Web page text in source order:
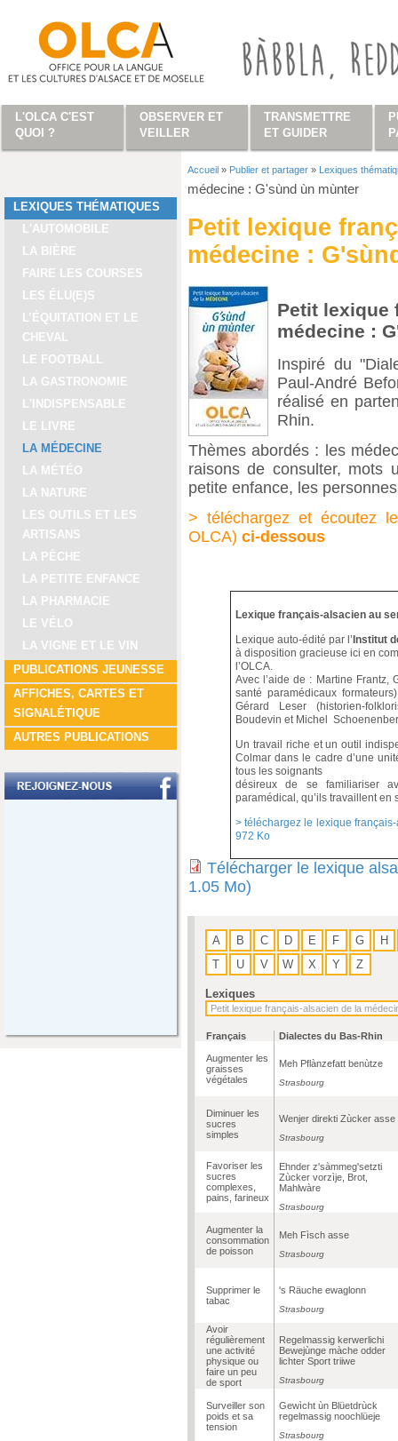
LEXIQUES THÉMATIQUES
L'AUTOMOBILE
LA BIÈRE
FAIRE LES COURSES
LES ÉLU(E)S
L’ÉQUITATION ET LE
CHEVAL
LE FOOTBALL
LA GASTRONOMIE
L'INDISPENSABLE
LE LIVRE
LA MÉDECINE
LA MÉTÉO
LA NATURE
LES OUTILS ET LES
ARTISANS
LA PÊCHE
LA PETITE ENFANCE
LA PHARMACIE
LE VÉLO
LA VIGNE ET LE VIN
PUBLICATIONS JEUNESSE
AFFICHES, CARTES ET
SIGNALÉTIQUE
AUTRES PUBLICATIONS
Vous êtes ici
Accueil » Publier et partager » Lexiques
médecine : G'sùnd ùn mùnter
Petit lexique
médecine :
Petit lexique
médecine :
Inspiré du
Paul-André
réalisé en
Rhin.
Thèmes abordés : les
raisons de consulter, mots
petite enfance, les
> téléchargez et écoutez
OLCA) ci-dessous
Lexique français-alsacien au
Lexique auto-édité par l’ Institut
à disposition gracieuse ici en
l’OLCA.
Avec l’aide de : Martine
santé paramédicaux
Gérard Leser (historien-
Boudevin et Michel
Un travail riche et un outil
Colmar dans le cadre d’une
tous les soignants
désireux de se familiariser
paramédical, qu’ils travaillent
> téléchargez le lexique
972 Ko
Télécharger le lexique
1.05 Mo)
A B C D E F G
H
T
U V W X Y Z
Lexiques
Français Dialectes du Bas-Rhin
Augmenter les
graisses
végétales
Meh Pflànzefatt benùtze
Strasbourg
Diminuer les
sucres
simples
Wenjer direkti Zùcker asse
Strasbourg
Favoriser les
sucres
complexes,
pains, farineux
Ehnder z'sàmmeg'setzti
Zùcker vorzìje, Brot,
Mahlwàre
Strasbourg
Augmenter la
consommation
de poisson
Meh Fìsch asse
Strasbourg
Supprimer le
tabac
's Räuche ewaglonn
Strasbourg
Avoir
régulièrement
une activité
physique ou
faire un peu
de sport
Regelmassig kerwerlichi
Bewejùnge màche odder
lichter Sport triiwe
Strasbourg
Surveiller son
poids et sa
tension
Gewìcht ùn Blüetdrùck
regelmassig noochlüeje
Strasbourg
L'OLCA C'EST
QUOI ?
OBSERVER ET
VEILLER
TRANSMETTRE
ET GUIDER